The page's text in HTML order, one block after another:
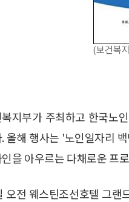
(보건복
지부가 주최하고 한국노
올해 행사는 '노인일자리
을 아우르는 다채로운 프
오전 웨스틴조선호텔 그랜